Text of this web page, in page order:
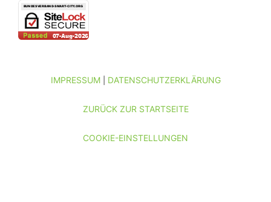
IMPRESSUM| DATENSCHUTZERKLÄRUNG
ZURÜCK ZUR STARTSEITE
COOKIE-EINSTELLUNGEN